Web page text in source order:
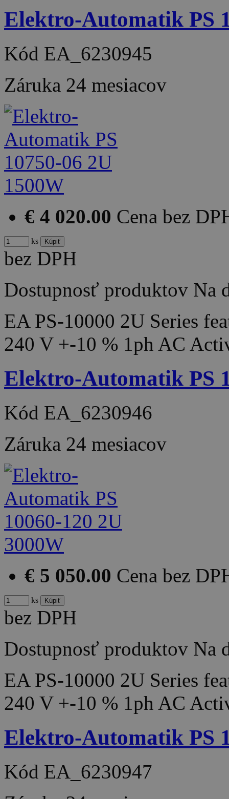
Elektro-Automatik PS
Kód EA_6230945
Záruka 24 mesiacov
€ 4 020.00 Cena bez
ks
bez DPH
Dostupnosť produktov Na
EA PS-10000 2U Series
240 V +-10 % 1ph AC
Elektro-Automatik PS
Kód EA_6230946
Záruka 24 mesiacov
€ 5 050.00 Cena bez
ks
bez DPH
Dostupnosť produktov Na
EA PS-10000 2U Series
240 V +-10 % 1ph AC
Elektro-Automatik PS
Kód EA_6230947